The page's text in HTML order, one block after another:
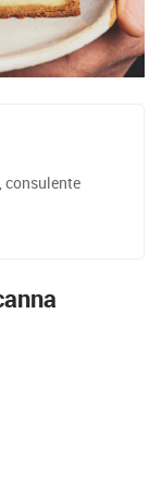
consulente